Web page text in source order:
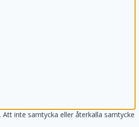
inte samtycka eller återkalla samtycke